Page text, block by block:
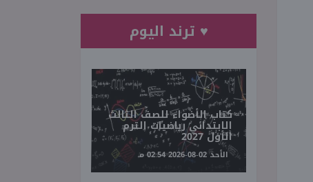
♥ ترند اليوم
كتاب الأضواء للصف الثالث
الابتدائي رياضيات الترم
الأول 2027
الأحد 02-08-2026 02:54 مـ